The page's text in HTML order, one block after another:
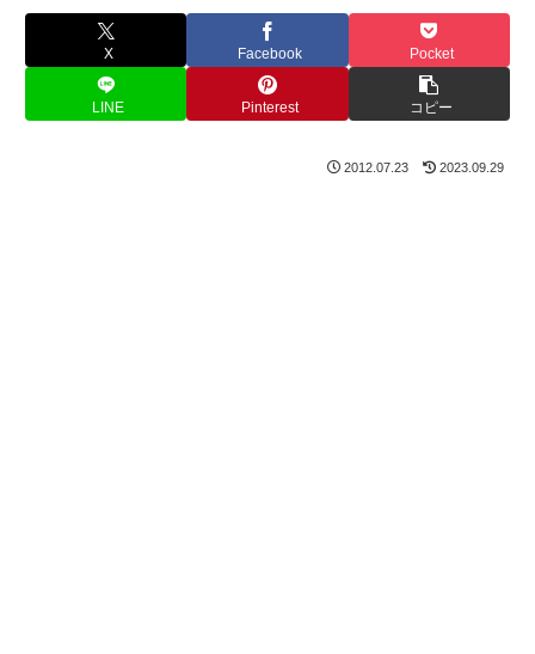
X Facebook Pocket
LINE Pinterest コピー
2012.07.23 2023.09.29